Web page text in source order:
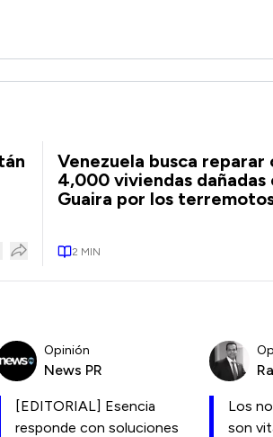
Venezuela busca reparar
4,000 viviendas dañadas
Guaira por los
2 MIN
Opinión
News PR
[EDITORIAL] Esencia
responde con soluciones
Los
son